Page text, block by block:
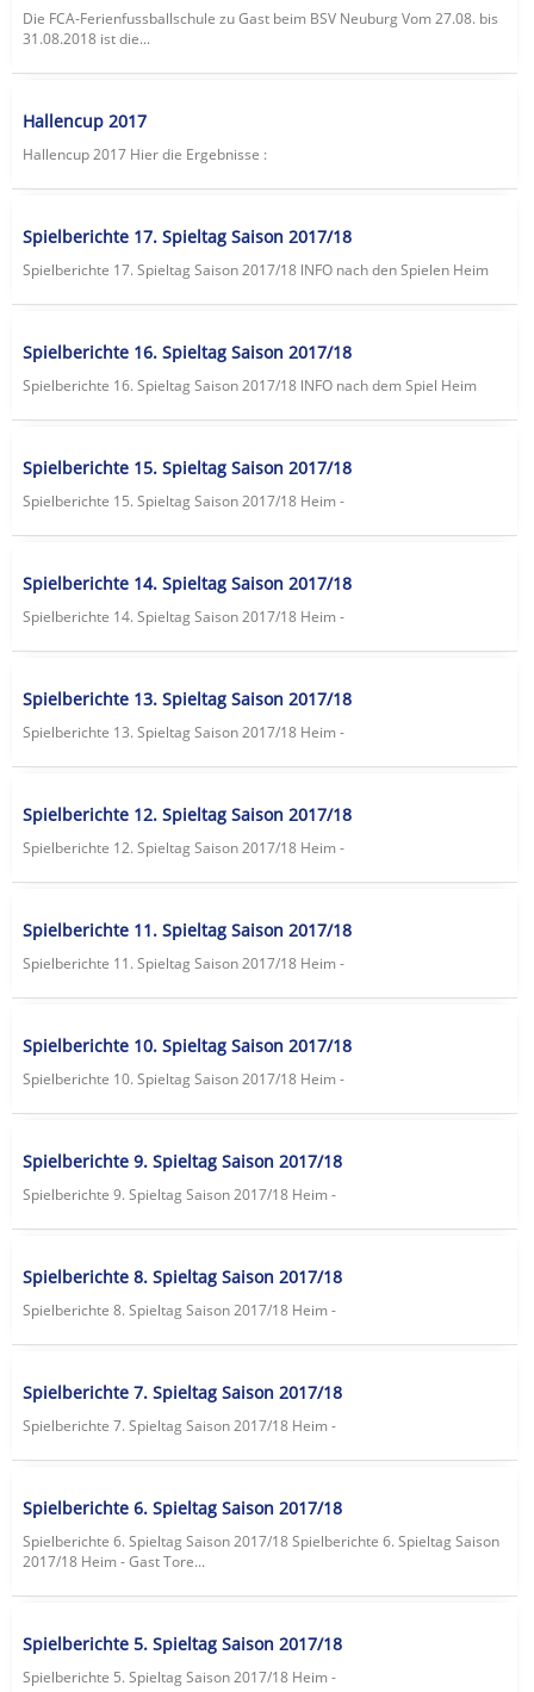
Die FCA-Ferienfussballschule zu Gast beim BSV Neuburg Vom 27.08. bis
31.08.2018 ist die...
Hallencup 2017
Hallencup 2017 Hier die Ergebnisse :
Spielberichte 17. Spieltag Saison 2017/18
Spielberichte 17. Spieltag Saison 2017/18 lNFO nach den Spielen Heim
Spielberichte 16. Spieltag Saison 2017/18
Spielberichte 16. Spieltag Saison 2017/18 lNFO nach dem Spiel Heim
Spielberichte 15. Spieltag Saison 2017/18
Spielberichte 15. Spieltag Saison 2017/18 Heim -
Spielberichte 14. Spieltag Saison 2017/18
Spielberichte 14. Spieltag Saison 2017/18 Heim -
Spielberichte 13. Spieltag Saison 2017/18
Spielberichte 13. Spieltag Saison 2017/18 Heim -
Spielberichte 12. Spieltag Saison 2017/18
Spielberichte 12. Spieltag Saison 2017/18 Heim -
Spielberichte 11. Spieltag Saison 2017/18
Spielberichte 11. Spieltag Saison 2017/18 Heim -
Spielberichte 10. Spieltag Saison 2017/18
Spielberichte 10. Spieltag Saison 2017/18 Heim -
Spielberichte 9. Spieltag Saison 2017/18
Spielberichte 9. Spieltag Saison 2017/18 Heim -
Spielberichte 8. Spieltag Saison 2017/18
Spielberichte 8. Spieltag Saison 2017/18 Heim -
Spielberichte 7. Spieltag Saison 2017/18
Spielberichte 7. Spieltag Saison 2017/18 Heim -
Spielberichte 6. Spieltag Saison 2017/18
Spielberichte 6. Spieltag Saison 2017/18 Spielberichte 6. Spieltag Saison
2017/18 Heim - Gast Tore...
Spielberichte 5. Spieltag Saison 2017/18
Spielberichte 5. Spieltag Saison 2017/18 Heim -